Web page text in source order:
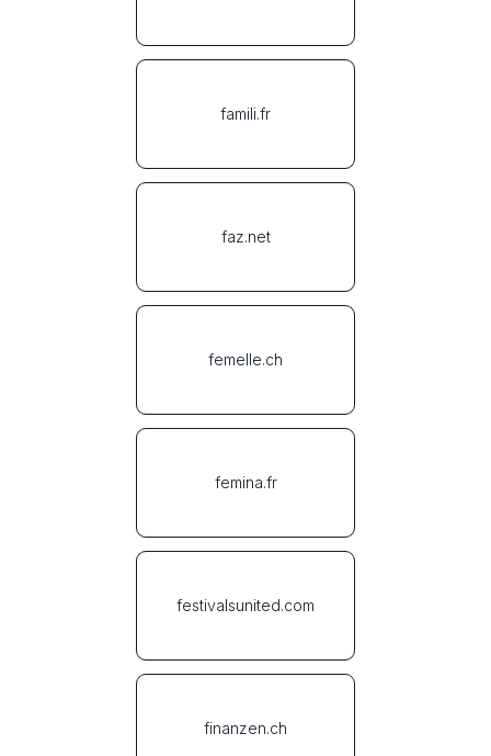
famili.fr
faz.net
femelle.ch
femina.fr
festivalsunited.com
finanzen.ch